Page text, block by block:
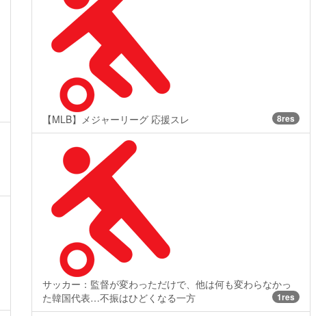
【MLB】メジャーリーグ 応援スレ 8res
サッカー：監督が変わっただけで、他は何も変わらなかっ
た韓国代表…不振はひどくなる一方
1res